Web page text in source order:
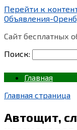
Перейти к
Объявления-
Сайт бесплатных
Поиск:
Главная
Главная страница
Автощит,